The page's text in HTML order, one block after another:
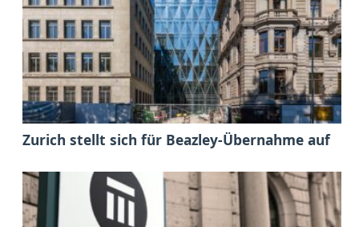
Zurich stellt sich für Beazley-Übernahme auf